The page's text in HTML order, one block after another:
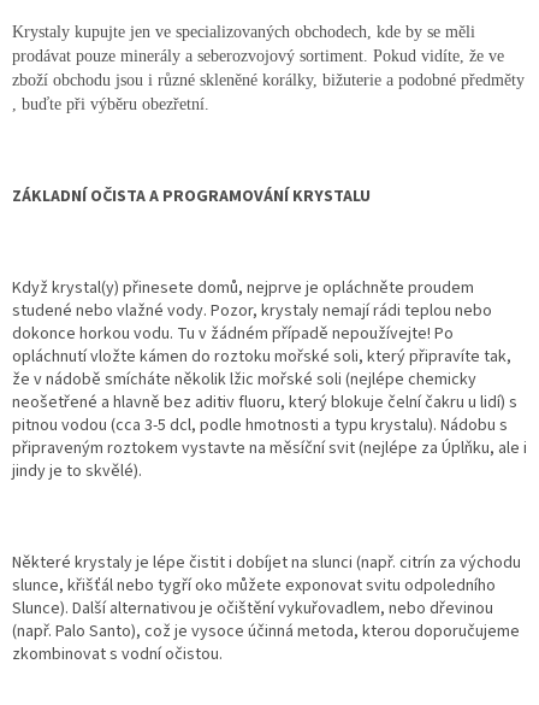
Krystaly kupujte jen ve specializovaných obchodech, kde by se měli
prodávat pouze minerály a seberozvojový sortiment. Pokud vidíte, že ve
zboží obchodu jsou i různé skleněné korálky, bižuterie a podobné předměty
, buďte při výběru obezřetní.
ZÁKLADNÍ OČISTA A PROGRAMOVÁNÍ KRYSTALU
Když krystal(y) přinesete domů, nejprve je opláchněte proudem
studené nebo vlažné vody. Pozor, krystaly nemají rádi teplou nebo
dokonce horkou vodu. Tu v žádném případě nepoužívejte! Po
opláchnutí vložte kámen do roztoku mořské soli, který připravíte tak,
že v nádobě smícháte několik lžic mořské soli (nejlépe chemicky
neošetřené a hlavně bez aditiv fluoru, který blokuje čelní čakru u lidí) s
pitnou vodou (cca 3-5 dcl, podle hmotnosti a typu krystalu). Nádobu s
připraveným roztokem vystavte na měsíční svit (nejlépe za Úplňku, ale i
jindy je to skvělé).
Některé krystaly je lépe čistit i dobíjet na slunci (např. citrín za východu
slunce, křišťál nebo tygří oko můžete exponovat svitu odpoledního
Slunce). Další alternativou je očištění vykuřovadlem, nebo dřevinou
(např. Palo Santo), což je vysoce účinná metoda, kterou doporučujeme
zkombinovat s vodní očistou.